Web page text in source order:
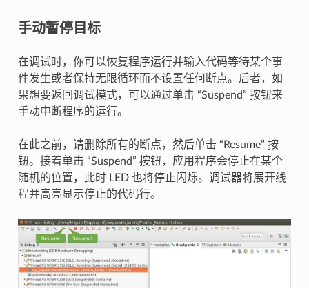
手动暂停目标
在调试时，你可以恢复程序运行并输入代码等待某个事
件发生或者保持无限循环而不设置任何断点。后者，如
果想要返回调试模式，可以通过单击 “Suspend” 按钮来
手动中断程序的运行。
在此之前，请删除所有的断点，然后单击 “Resume” 按
钮。接着单击 “Suspend” 按钮，应用程序会停止在某个
随机的位置，此时 LED 也将停止闪烁。调试器将展开线
程并高亮显示停止的代码行。